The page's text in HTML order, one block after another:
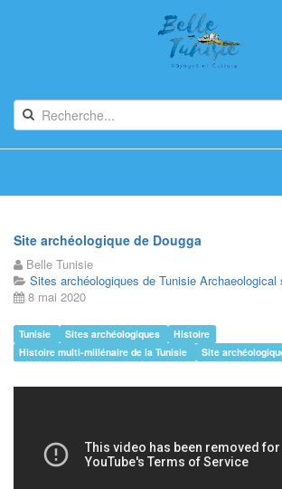
Site archéologique de Dougga
Belle Tunisie
Sites archéologiques de Tunisie
8 mai 2020
Tunisie Sites archéologiques
Histoire
Histoire multi-millénaire de la Tunisie
Site